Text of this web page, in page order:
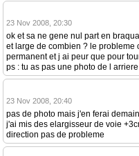
23 Nov 2008, 20:30
ok et sa ne gene nul part en
et large de combien ? le probleme
permanent et j ai peur que pour
ps : tu as pas une photo de l
23 Nov 2008, 20:40
pas de photo mais j'en ferai
j'ai mis des elargisseur de voie
direction pas de probleme